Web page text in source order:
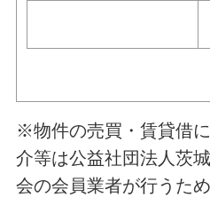
※物件の売買・賃貸借
介等は公益社団法人茨
会の会員業者が行うた